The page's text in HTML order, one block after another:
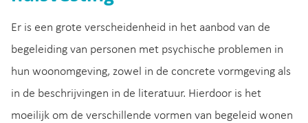
Er is een grote verscheidenheid in het aanbod van de
begeleiding van personen met psychische problemen in
hun woonomgeving, zowel in de concrete vormgeving als
in de beschrijvingen in de literatuur. Hierdoor is het
moeilijk om de verschillende vormen van begeleid wonen